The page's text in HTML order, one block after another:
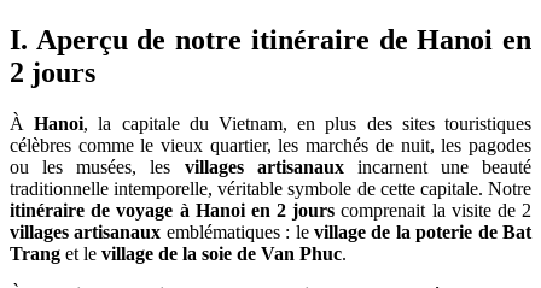
I. Aperçu de notre itinéraire de Hanoi en
2 jours
ÀHanoi, la capitale du Vietnam, en plus des sites touristiques
célèbres comme le vieux quartier, les marchés de nuit, les pagodes
ou les musées, les villages artisanauxincarnent une beauté
traditionnelle intemporelle, véritable symbole de cette capitale. Notre
itinéraire de voyage à Hanoi en 2 jours comprenait la visite de 2
villages artisanaux emblématiques : levillage de la poterie de Bat
Trang et le village de la soie de Van Phuc.